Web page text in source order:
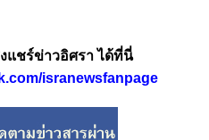
แชร์ข่าวอิศรา ได้ที่นี่
isranewsfanpage